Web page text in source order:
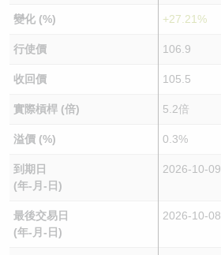
變化 (%) +27.21%
行使價 106.9
收回價 105.5
實際槓桿 (倍) 5.2倍
溢價 (%) 0.3%
到期日
(年-月-日)
2026-10-09
最後交易日
(年-月-日)
2026-10-08